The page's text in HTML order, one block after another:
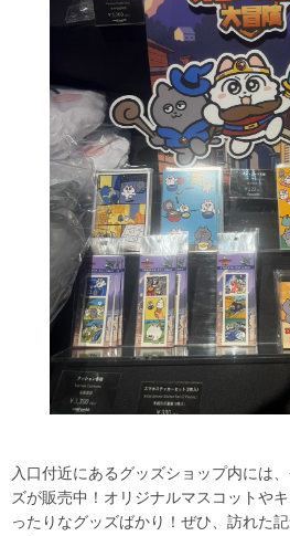
入口付近にあるグッズショップ内には
ズが販売中！オリジナルマスコットや
ったりなグッズばかり！ぜひ、訪れた